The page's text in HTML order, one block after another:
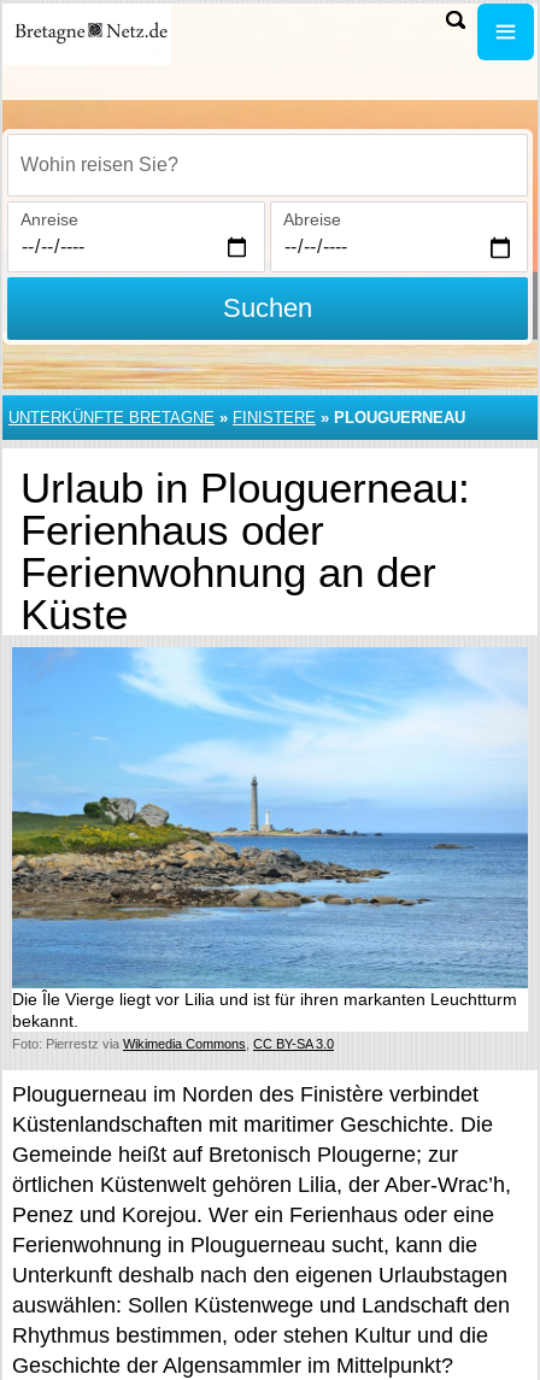
Wohin reisen Sie?
Anreise Abreise
Suchen
UNTERKÜNFTE BRETAGNE » FINISTERE » PLOUGUERNEAU
Urlaub in Plouguerneau:
Ferienhaus oder
Ferienwohnung an der
Küste
Die Île Vierge liegt vor Lilia und ist für ihren markanten Leuchtturm
bekannt.
Foto: Pierrestz via Wikimedia Commons, CC BY-SA 3.0
Plouguerneau im Norden des Finistère verbindet
Küstenlandschaften mit maritimer Geschichte. Die
Gemeinde heißt auf Bretonisch Plougerne; zur
örtlichen Küstenwelt gehören Lilia, der Aber-Wrac’h,
Penez und Korejou. Wer ein Ferienhaus oder eine
Ferienwohnung in Plouguerneau sucht, kann die
Unterkunft deshalb nach den eigenen Urlaubstagen
auswählen: Sollen Küstenwege und Landschaft den
Rhythmus bestimmen, oder stehen Kultur und die
Geschichte der Algensammler im Mittelpunkt?